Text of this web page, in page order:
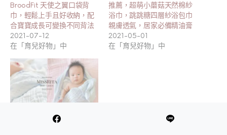
BroodFit 天使之翼口袋背
巾，輕鬆上手且好收納，配
合寶寶成長可變換不同背法
2021-07-12
在「育兒好物」中
推薦，超萌小蘑菇天然棉紗
浴巾，跳跳糖四層紗浴包巾
親膚透氣，居家必備精油膏
2021-05-01
在「育兒好物」中
《育兒好物》YODEE 優迪
嚴選 英國JustGreen天然棉